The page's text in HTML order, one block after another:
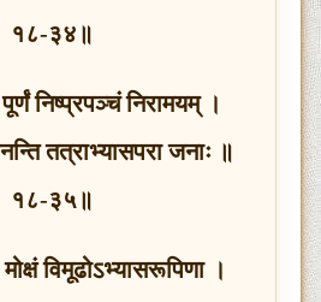
१८-३४॥
निष्प्रपञ्चं निरामयम् ।
तत्राभ्यासपरा जनाः ॥
१८-३५॥
मोक्षं विमूढोऽभ्यासरूपिणा ।